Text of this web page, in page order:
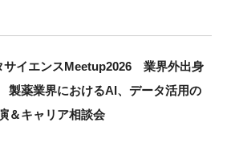
サイエンスMeetup2026 業界外出身
薬業界におけるAI、データ活用の
＆キャリア相談会